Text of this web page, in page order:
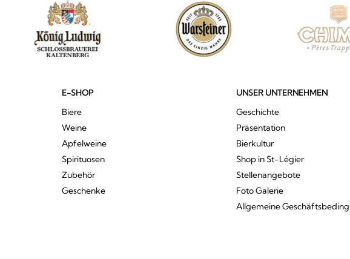
E-SHOP
Biere
Weine
Apfelweine
Spirituosen
Zubehör
Geschenke
UNSER UNTERNEHMEN
Geschichte
Präsentation
Bierkultur
Shop in St-Légier
Stellenangebote
Foto Galerie
Allgemeine